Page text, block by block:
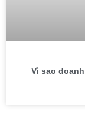
Vì sao